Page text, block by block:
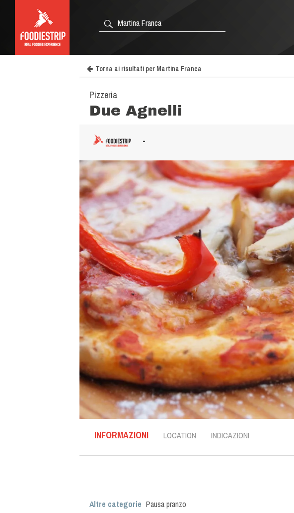
Torna ai risultati per Martina Franca
Pizzeria
Due Agnelli
-
INFORMAZIONI LOCATION INDICAZIONI
Altre categorie Pausa pranzo